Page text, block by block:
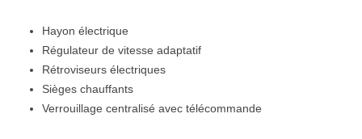
Hayon électrique
Régulateur de vitesse adaptatif
Rétroviseurs électriques
Sièges chauffants
Verrouillage centralisé avec télécommande